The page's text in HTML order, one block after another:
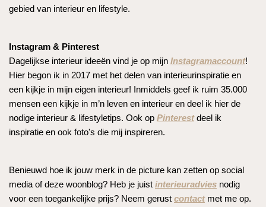
gebied van interieur en lifestyle.
Instagram & Pinterest
Dagelijkse interieur ideeën vind je op mijn Instagramaccount!
Hier begon ik in 2017 met het delen van interieurinspiratie en
een kijkje in mijn eigen interieur! Inmiddels geef ik ruim 35.000
mensen een kijkje in m’n leven en interieur en deel ik hier de
nodige interieur & lifestyletips. Ook op Pinterestdeel ik
inspiratie en ook foto's die mij inspireren.
Benieuwd hoe ik jouw merk in de picture kan zetten op social
media of deze woonblog? Heb je juist interieuradvies nodig
voor een toegankelijke prijs? Neem gerust contactmet me op.